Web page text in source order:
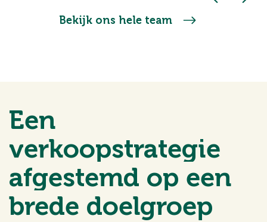
Bekijk ons hele team
Een
verkoopstrategie
afgestemd op een
brede doelgroep